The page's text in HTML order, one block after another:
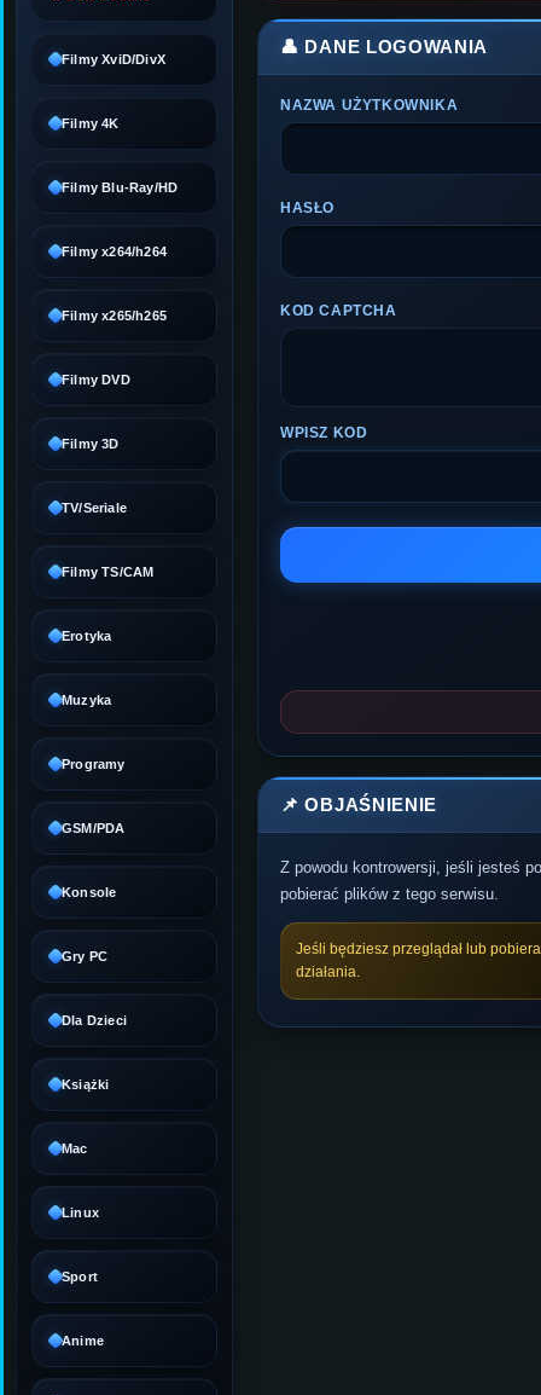
Filmy XviD/DivX
Filmy 4K
Filmy Blu-Ray/HD
Filmy x264/h264
Filmy x265/h265
Filmy DVD
Filmy 3D
TV/Seriale
Filmy TS/CAM
Erotyka
Muzyka
Programy
GSM/PDA
Konsole
Gry PC
Dla Dzieci
Książki
Mac
Linux
Sport
Anime
👤 DANE LOGOWANIA
NAZWA UŻYTKOWNIKA
HASŁO
KOD CAPTCHA
WPISZ KOD
📌 OBJAŚNIENIE
Z powodu kontrowersji, jeśli jesteś
pobierać plików z tego serwisu.
Jeśli będziesz przeglądał lub
działania.